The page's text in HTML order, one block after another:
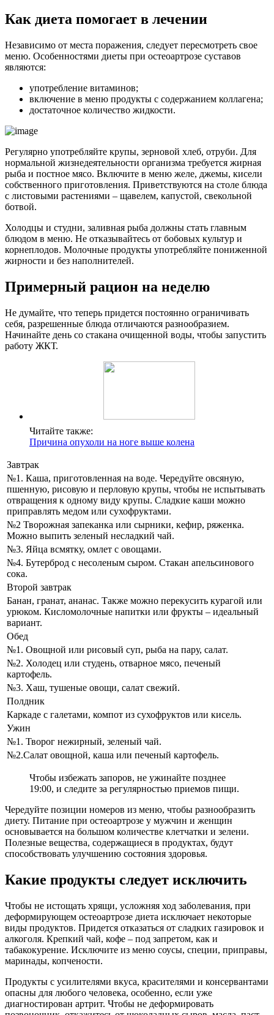
Как диета помогает в лечении
Независимо от места поражения, следует пересмотреть свое
меню. Особенностями диеты при остеоартрозе суставов
являются:
употребление витаминов;
включение в меню продукты с содержанием коллагена;
достаточное количество жидкости.
Регулярно употребляйте крупы, зерновой хлеб, отруби. Для
нормальной жизнедеятельности организма требуется жирная
рыба и постное мясо. Включите в меню желе, джемы, кисели
собственного приготовления. Приветствуются на столе блюда
с листовыми растениями – щавелем, капустой, свекольной
ботвой.
Холодцы и студни, заливная рыба должны стать главным
блюдом в меню. Не отказывайтесь от бобовых культур и
корнеплодов. Молочные продукты употребляйте пониженной
жирности и без наполнителей.
Примерный рацион на неделю
Не думайте, что теперь придется постоянно ограничивать
себя, разрешенные блюда отличаются разнообразием.
Начинайте день со стакана очищенной воды, чтобы запустить
работу ЖКТ.
Читайте также:
Причина опухоли на ноге выше колена
Завтрак
№1. Каша, приготовленная на воде. Чередуйте овсяную,
пшенную, рисовую и перловую крупы, чтобы не испытывать
отвращения к одному виду крупы. Сладкие каши можно
приправлять медом или сухофруктами.
№2 Творожная запеканка или сырники, кефир, ряженка.
Можно выпить зеленый несладкий чай.
№3. Яйца всмятку, омлет с овощами.
№4. Бутерброд с несоленым сыром. Стакан апельсинового
сока.
Второй завтрак
Банан, гранат, ананас. Также можно перекусить курагой или
урюком. Кисломолочные напитки или фрукты – идеальный
вариант.
Обед
№1. Овощной или рисовый суп, рыба на пару, салат.
№2. Холодец или студень, отварное мясо, печеный
картофель.
№3. Хаш, тушеные овощи, салат свежий.
Полдник
Каркаде с галетами, компот из сухофруктов или кисель.
Ужин
№1. Творог нежирный, зеленый чай.
№2.Салат овощной, каша или печеный картофель.
Чтобы избежать запоров, не ужинайте позднее
19:00, и следите за регулярностью приемов пищи.
Чередуйте позиции номеров из меню, чтобы разнообразить
диету. Питание при остеоартрозе у мужчин и женщин
основывается на большом количестве клетчатки и зелени.
Полезные вещества, содержащиеся в продуктах, будут
способствовать улучшению состояния здоровья.
Какие продукты следует исключить
Чтобы не истощать хрящи, усложняя ход заболевания, при
деформирующем остеоартрозе диета исключает некоторые
виды продуктов. Придется отказаться от сладких газировок и
алкоголя. Крепкий чай, кофе – под запретом, как и
табакокурение. Исключите из меню соусы, специи, приправы,
маринады, копчености.
Продукты с усилителями вкуса, красителями и консервантами
опасны для любого человека, особенно, если уже
диагностирован артрит. Чтобы не деформировать